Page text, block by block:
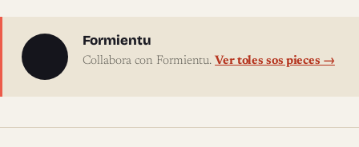
Sobre l'autor
Formientu
Collabora con Formientu. Ver toles sos pieces →